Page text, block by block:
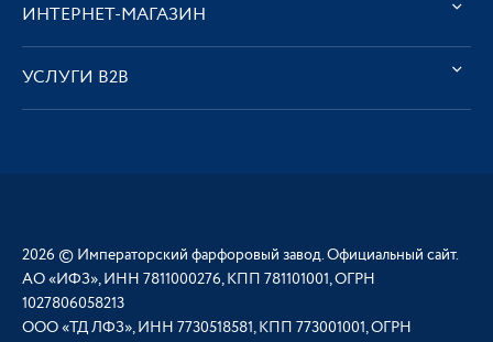
ИНТЕРНЕТ-МАГАЗИН
УСЛУГИ В2В
2026 © Императорский фарфоровый завод. Официальный сайт.
АО «ИФЗ», ИНН 7811000276, КПП 781101001, ОГРН
1027806058213
ООО «ТД ЛФЗ», ИНН 7730518581, КПП 773001001, ОГРН